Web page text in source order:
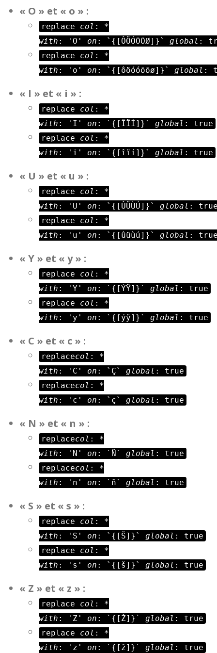
« O » et « o » :
replace col : *
with : 'O' on : `{[ÔÖÓŌŌØ]}` global :
replace col : *
with : 'o' on : `{[ôöóóōōø]}` global :
« I » et « i » :
replace col : *
with : 'I' on : `{[ÎÏÍ]}` global : true
replace col : *
with : 'i' on : `{[îïí]}` global : true
« U » et « u » :
replace col : *
with : 'U' on : `{[ÛÜÙÚ]}` global :
replace col : *
with : 'u' on : `{[ûüùú]}` global :
« Y » et « y » :
replace col : *
with : 'Y' on : `{[ÝŸ]}` global : true
replace col : *
with : 'y' on : `{[ýÿ]}` global : true
« C » et « c » :
replacecol : *
with : 'C' on : `Ç` global : true
replacecol : *
with : 'c' on : `ç` global : true
« N » et « n » :
replacecol : *
with : 'N' on : `Ñ` global : true
replacecol : *
with : 'n' on : `ñ` global : true
« S » et « s » :
replace col : *
with : 'S' on : `{[Š]}` global : true
replace col : *
with : 's' on : `{[š]}` global : true
« Z » et « z » :
replace col : *
with : 'Z' on : `{[Ž]}` global : true
replace col : *
with : 'z' on : `{[ž]}` global : true